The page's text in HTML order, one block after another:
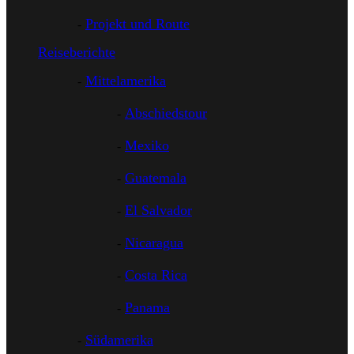
Projekt und Route
Reiseberichte
Mittelamerika
Abschiedstour
Mexiko
Guatemala
El Salvador
Nicaragua
Costa Rica
Panama
Südamerika